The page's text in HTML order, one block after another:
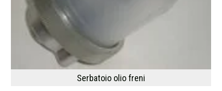
Serbatoio olio freni